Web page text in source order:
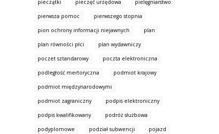
pieczątki pieczęć urzędowa pielęgniarstwo
pierwsza pomoc pierwszego stopnia
pion ochrony informacji niejawnych plan
plan równości płci plan wydawniczy
poczet sztandarowy poczta elektroniczna
podległość mertoryczna podmiot krajowy
podmiot międzynarodowymi
podmiot zagraniczny podpis elektroniczny
podpis kwalifikowany podróż służbowa
podyplomowe podział subwencji pojazd